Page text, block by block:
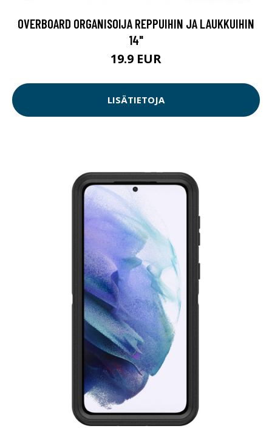
OVERBOARD ORGANISOIJA REPPUIHIN JA LAUKKUIHIN
14"
19.9 EUR
LISÄTIETOJA